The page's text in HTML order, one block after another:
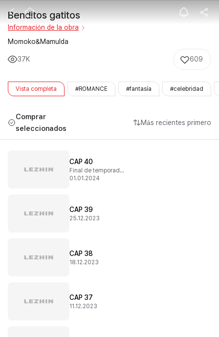
Benditos
Benditos gatitos
Información de la obra
Momoko&Mamulda
37K 609
Vista completa #ROMANCE #fantasía #celebridad
Comprar
seleccionados
Más recientes primero
CAP 40
Final de temporada 1
01.01.2024
CAP 39
25.12.2023
CAP 38
18.12.2023
CAP 37
11.12.2023